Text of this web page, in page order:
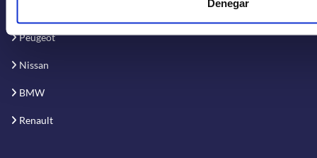
Denegar
Peugeot
Nissan
BMW
Renault